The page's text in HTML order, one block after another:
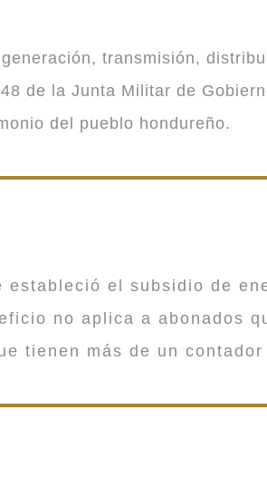
transmisión,
de la Junta Militar de
del pueblo hondureño.
el subsidio de
no aplica a abonados
tienen más de un